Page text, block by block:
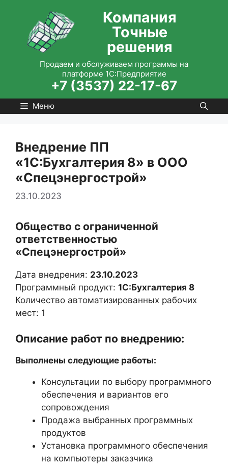
содержимому
Компания
Точные
решения
Продаем и обслуживаем программы на
платформе 1С:Предприятие
+7 (3537) 22-17-67
Меню
Внедрение ПП
«1С:Бухгалтерия 8» в ООО
«Спецэнергострой»
23.10.2023
Общество с ограниченной
ответственностью
«Спецэнергострой»
Дата внедрения: 23.10.2023
Программный продукт: 1С:Бухгалтерия 8
Количество автоматизированных рабочих
мест: 1
Описание работ по внедрению:
Выполнены следующие работы:
Консультации по выбору программного
обеспечения и вариантов его
сопровождения
Продажа выбранных программных
продуктов
Установка программного обеспечения
на компьютеры заказчика